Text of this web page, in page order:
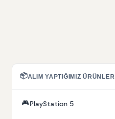
📦ALIM YAPTIĞIMIZ ÜRÜNLER
🎮PlayStation 5